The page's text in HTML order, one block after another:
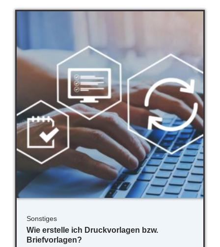
Sonstiges
Wie erstelle ich Druckvorlagen bzw.
Briefvorlagen?